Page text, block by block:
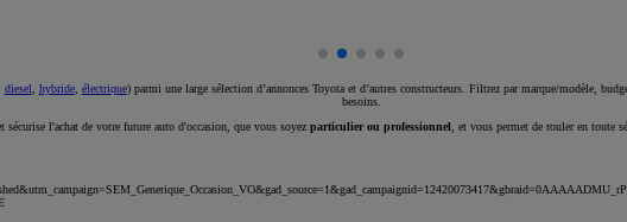
diesel hybride, électrique) parmi une large sélection d’annonces Toyota et d’autres constructeurs. Filtrez par marque/modèle,
besoins.
sécurise l'achat de votre future auto d'occasion, que vous soyez particulier ou professionnel , et vous permet de rouler en toute